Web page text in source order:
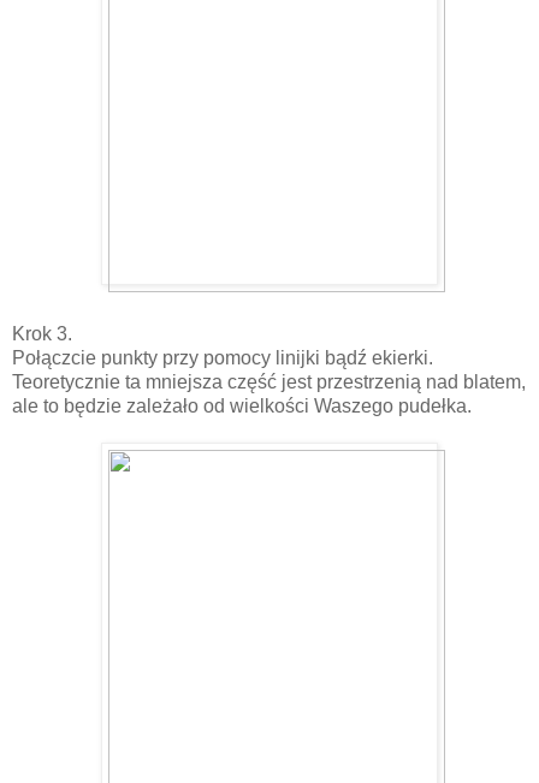
Krok 3.
Połączcie punkty przy pomocy linijki bądź ekierki.
Teoretycznie ta mniejsza część jest przestrzenią nad blatem,
ale to będzie zależało od wielkości Waszego pudełka.